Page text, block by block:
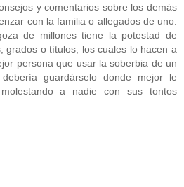
y comentarios sobre los demás
con la familia o allegados de uno.
de millones tiene la potestad de
grados o títulos, los cuales lo hacen a
persona que usar la soberbia de un
guardárselo donde mejor le
a nadie con sus tontos